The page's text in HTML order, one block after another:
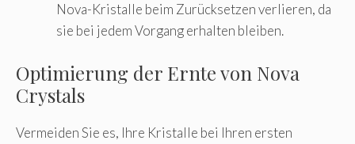
Nova-Kristalle beim Zurücksetzen verlieren, da
sie bei jedem Vorgang erhalten bleiben.
Optimierung der Ernte von Nova
Crystals
Vermeiden Sie es, Ihre Kristalle bei Ihren ersten